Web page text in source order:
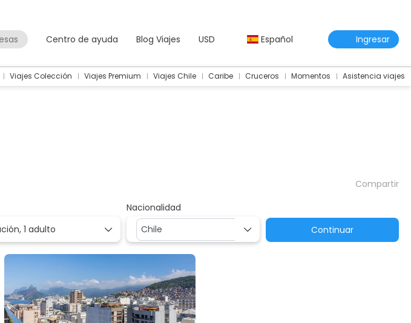
Centro de ayuda Blog Viajes USD Español Ingresar
Viajes Colección Viajes Premium Viajes Chile Caribe Cruceros Momentos Asistencia viajes
Compartir
1 adulto
Nacionalidad
Continuar